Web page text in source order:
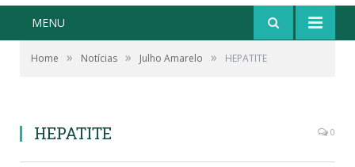
MENU
Home » Notícias » Julho Amarelo » HEPATITE
HEPATITE 0